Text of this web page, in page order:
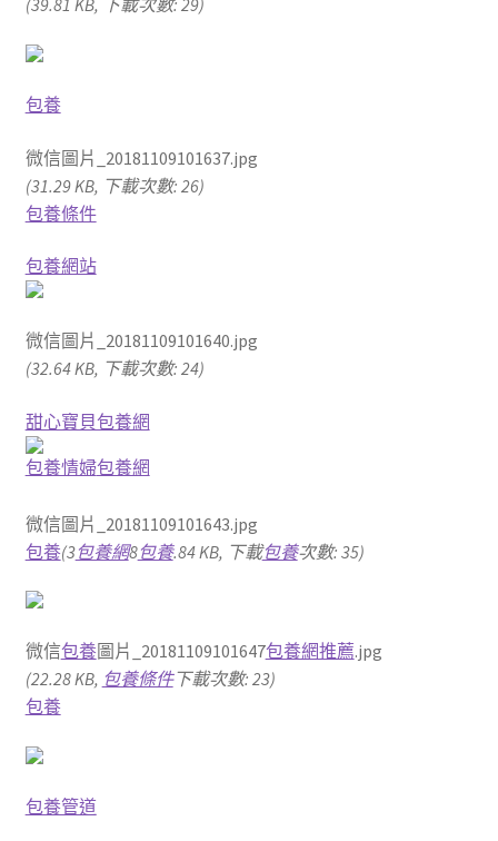
(39.81 KB, 下載次數: 29)
包養
微信圖片_20181109101637.jpg
(31.29 KB, 下載次數: 26)
包養條件
包養網站
微信圖片_20181109101640.jpg
(32.64 KB, 下載次數: 24)
甜心寶貝包養網
包養情婦包養網
微信圖片_20181109101643.jpg
包養(3包養網8包養.84 KB, 下載包養次數: 35)
微信包養圖片_20181109101647包養網推薦.jpg
(22.28 KB, 包養條件下載次數: 23)
包養
包養管道